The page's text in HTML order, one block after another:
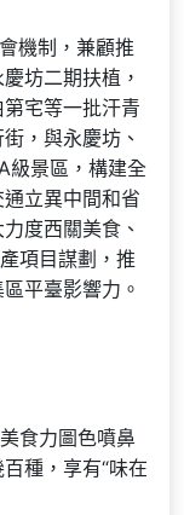
機制，兼顧推
坊二期扶植，
宅等一批汗青
，與永慶坊、
級景區，構建全
立異中間和省
度西關美食、
項目謀劃，推
平臺影響力。
食力圖色噴鼻
種，享有“味在